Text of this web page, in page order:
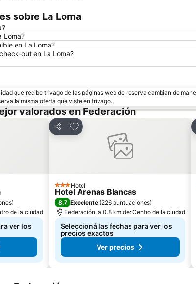
sobre La Loma
Loma?
en La Loma?
out en La Loma?
que recibe trivago de las páginas web de reserva cambian de
la misma oferta que viste en trivago.
valorados en Federación
)
de la ciudad
ver los
Compartir
Añadir a favoritos
3 Estrellas
Hotel
Hotel Arenas Blancas
8,7 Excelente (226 puntuaciones)
Federación, a 0.8 km de: Centro de la ciudad
Seleccioná las fechas para ver los
precios exactos
Ver precios